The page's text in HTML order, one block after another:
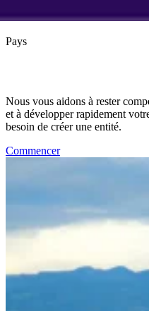
Pays
Nous vous aidons à rester
et à développer rapidement
besoin de créer une entité.
Commencer